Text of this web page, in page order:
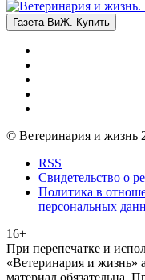
Газета ВиЖ. Купить
© Ветеринария и жизнь
RSS
Свидетельство о
Политика в
персональных
16+
При перепечатке и
«Ветеринария и жизнь»